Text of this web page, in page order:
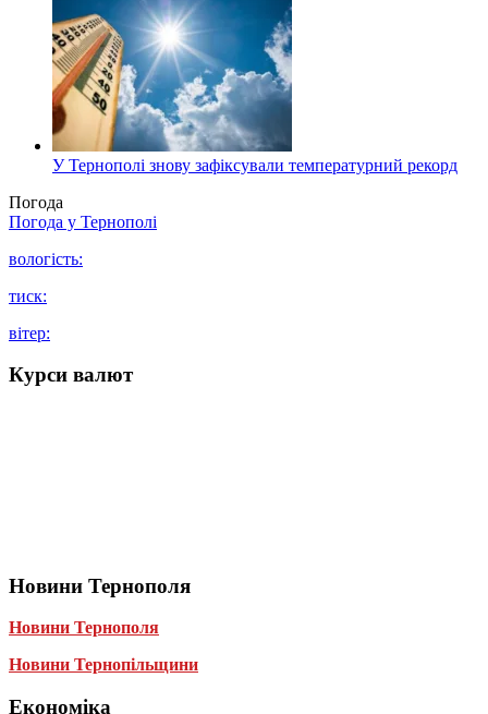
У Тернополі знову зафіксували температурний рекорд
Погода
Погода у Тернополі
вологість:
тиск:
вітер:
Курси валют
Новини Тернополя
Новини Тернополя
Новини Тернопільщини
Економіка